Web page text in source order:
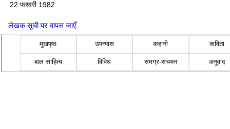
22 फरवरी 1982
लेखक सूची पर वापस जाएँ
मुखपृष्ठ उपन्यास कहानी कविता
बाल साहित्य विविध समग्र-संचयन अनुवाद